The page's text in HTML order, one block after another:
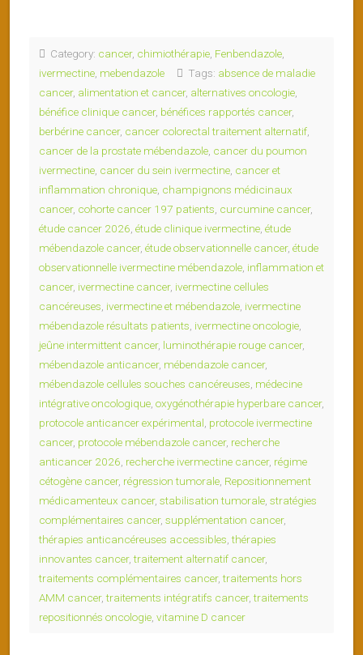
Category: cancer, chimiothérapie Fenbendazole
ivermectine mebendazole Tags: absence de maladie
cancer, alimentation et cancer, alternatives oncologie
bénéfice clinique cancer, bénéfices rapportés cancer,
berbérine cancer, cancer colorectal traitement alternatif
cancer de la prostate mébendazole cancer du poumon
ivermectine cancer du sein ivermectine cancer et
inflammation chronique champignons médicinaux
cancer, cohorte cancer 197 patients curcumine cancer,
étude cancer 2026 étude clinique ivermectine étude
mébendazole cancer, étude observationnelle cancer, étude
observationnelle ivermectine mébendazole inflammation et
cancer, ivermectine cancer, ivermectine cellules
cancéreuses ivermectine et mébendazole ivermectine
mébendazole résultats patients ivermectine oncologie
jeûne intermittent cancer, luminothérapie rouge cancer,
mébendazole anticancer, mébendazole cancer,
mébendazole cellules souches cancéreuses médecine
intégrative oncologique oxygénothérapie hyperbare cancer,
protocole anticancer expérimental protocole ivermectine
cancer, protocole mébendazole cancer, recherche
anticancer 2026 recherche ivermectine cancer, régime
cétogène cancer, régression tumorale Repositionnement
médicamenteux cancer, stabilisation tumorale stratégies
complémentaires cancer, supplémentation cancer,
thérapies anticancéreuses accessibles ,thérapies
innovantes cancer,traitement alternatif cancer,
traitements complémentaires cancer,traitements hors
AMM cancer,traitements intégratifs cancer,traitements
repositionnés oncologie vitamine D cancer